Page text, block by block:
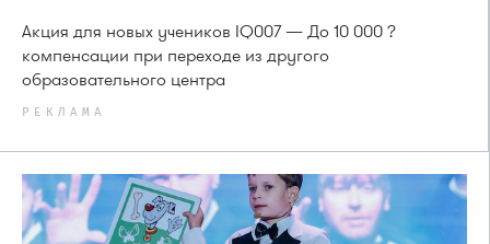
Акция для новых учеников IQ007 — До 10 000 ?
компенсации при переходе из другого
образовательного центра
РЕКЛАМА